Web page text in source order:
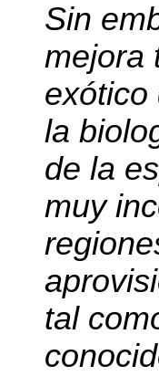
Sin
mejora
exótico
la
de la
muy
tal